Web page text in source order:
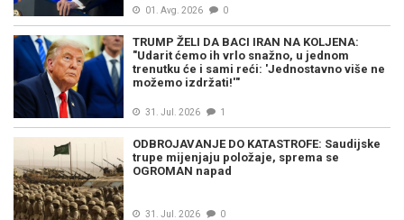
01. Avg. 2026 0
TRUMP ŽELI DA BACI IRAN NA KOLJENA:
"Udarit ćemo ih vrlo snažno, u jednom
trenutku će i sami reći: 'Jednostavno više ne
možemo izdržati!'"
31. Jul. 2026 1
ODBROJAVANJE DO KATASTROFE: Saudijske
trupe mijenjaju položaje, sprema se
OGROMAN napad
31. Jul. 2026 0